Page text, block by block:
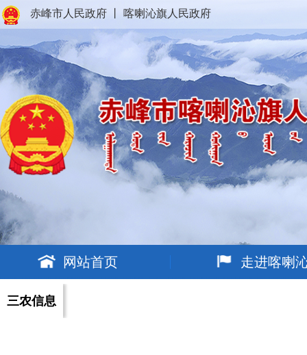
赤峰市人民政府 喀喇沁旗人民政府
网站首页 走进喀喇
三农信息